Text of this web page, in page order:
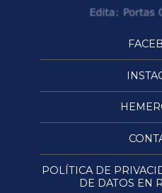
POLÍTICA DE
DE DATOS EN